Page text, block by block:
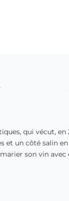
qui vécut, en
et un côté salin
son vin